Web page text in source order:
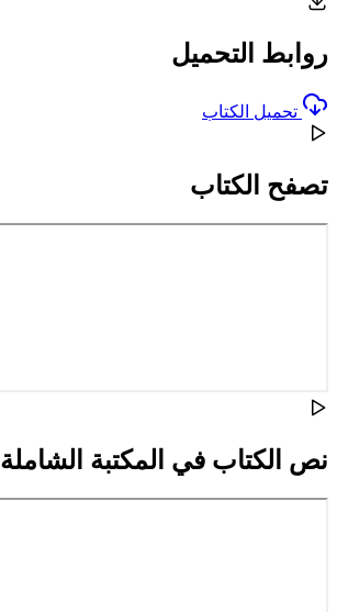
روابط التحميل
تحميل الكتاب
تصفح الكتاب
نص الكتاب في المكتبة الشاملة